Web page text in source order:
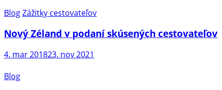
BlogZážitky cestovateľov
Nový Zéland v podaní skúsených cestovateľov
4. mar 201823. nov 2021
Blog